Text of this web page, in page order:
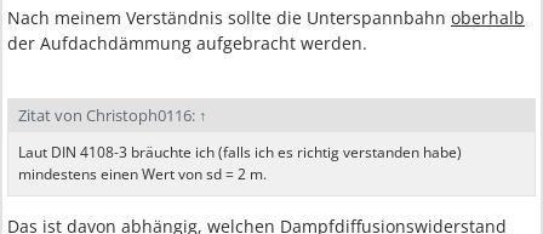
Nach meinem Verständnis sollte die Unterspannbahn oberhalb
der Aufdachdämmung aufgebracht werden.
Zitat von Christoph0116: ↑
Laut DIN 4108-3 bräuchte ich (falls ich es richtig verstanden habe)
mindestens einen Wert von sd = 2 m.
Das ist davon abhängig, welchen Dampfdiffusionswiderstand